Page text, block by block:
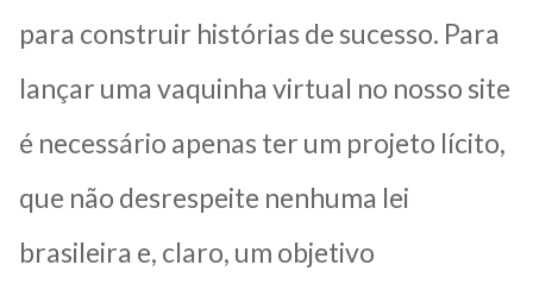
para construir histórias de sucesso. Para
lançar uma vaquinha virtual no nosso site
é necessário apenas ter um projeto lícito,
que não desrespeite nenhuma lei
brasileira e, claro, um objetivo